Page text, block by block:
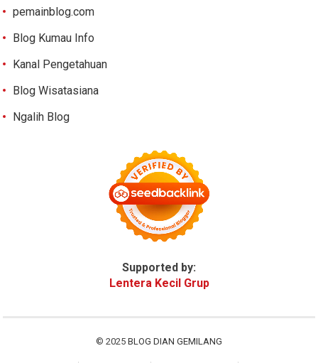
pemainblog.com
Blog Kumau Info
Kanal Pengetahuan
Blog Wisatasiana
Ngalih Blog
Supported by:
Lentera Kecil Grup
© 2025 BLOG DIAN GEMILANG